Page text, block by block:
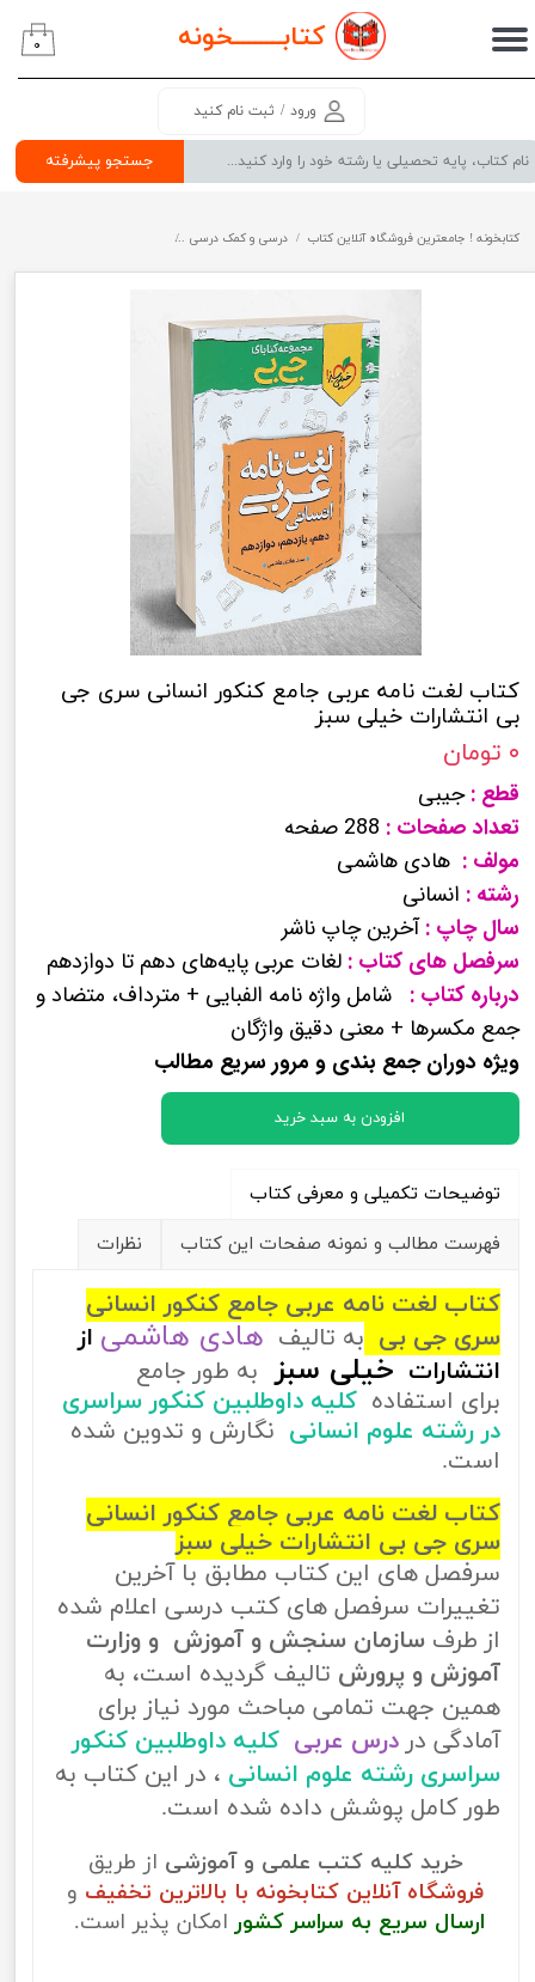
کتابــــــــخونه
جستجو پیشرفته
ورود / ثبت نام کنید
حساب کاربری من
سفارشات
۰
کتابخونه ! جامعترین فروشگاه آنلاین کتاب درسی و کمک درسی
کتاب لغت نامه عربی جامع کنکور انسانی سری جی
بی انتشارات خیلی سبز
۰ تومان
قطع :جیبی
تعداد صفحات :
مولف : هادی هاشمی
رشته : انسانی
سال چاپ :آخرین چاپ ناشر
سرفصل های کتاب : لغات عربی پایه‌های دهم تا دوازدهم
درباره کتاب : شامل واژه نامه الفبایی + مترداف، متضاد و
جمع مکسرها + معنی دقیق واژگان
ویژه دوران جمع بندی و مرور سریع مطالب
افزودن به سبد خرید
توضیحات تکمیلی و معرفی کتاب
فهرست مطالب و نمونه صفحات این کتاب
نظرات
کتاب لغت نامه عربی جامع کنکور انسانی
سری جی بی به تالیف هادی هاشمی از
انتشارات خیلی سبز به طور جامع
برای استفاده کلیه داوطلبین کنکور سراسری
در رشته علوم انسانی نگارش و تدوین شده
است.
کتاب لغت نامه عربی جامع کنکور انسانی
سری جی بی انتشارات خیلی سبز
سرفصل های این کتاب مطابق با آخرین
تغییرات سرفصل های کتب درسی اعلام شده
از طرف سازمان سنجش و آموزش و وزارت
آموزش و پرورش تالیف گردیده است، به
همین جهت تمامی مباحث مورد نیاز برای
آمادگی در درس عربی کلیه داوطلبین کنکور
سراسری رشته علوم انسانی ، در این کتاب به
طور کامل پوشش داده شده است.
خرید کلیه کتب علمی و آموزشی از طریق
فروشگاه آنلاین کتابخونه با بالاترین تخفیف و
ارسال سریع به سراسر کشور امکان پذیر است.